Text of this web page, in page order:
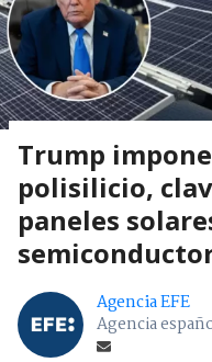
Trump
polisilicio,
paneles
Agencia EFE
Agencia